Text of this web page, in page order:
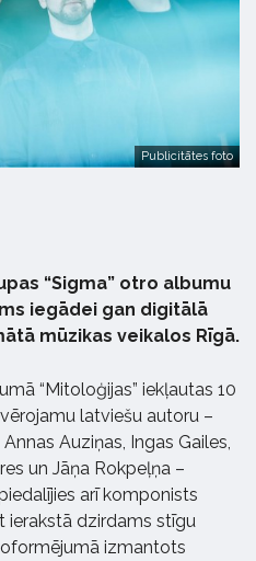
Publicitātes foto
“Sigma” otro albumu
iegādei gan digitālā
mūzikas veikalos Rīgā.
“Mitoloģijas” iekļautas 10
latviešu autoru –
Auziņas, Ingas Gailes,
un Jāņa Rokpeļņa –
arī komponists
ierakstā dzirdams stīgu
izmantots